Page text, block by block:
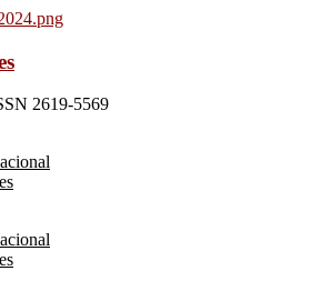
2619-5569